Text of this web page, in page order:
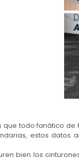
que todo fanático
estos datos
bien los